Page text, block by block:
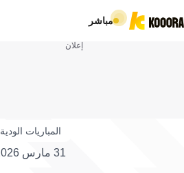
مباشر
إعلان
المباريات الودية
31 مارس 2026